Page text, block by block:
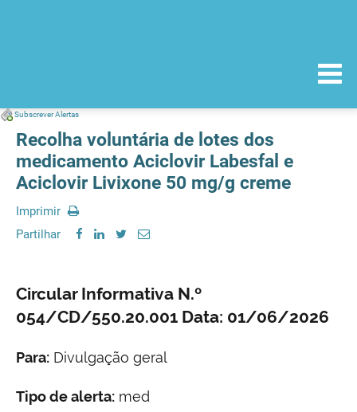
Subscrever Alertas
Recolha voluntária de lotes dos
medicamento Aciclovir Labesfal e
Aciclovir Livixone 50 mg/g creme
Imprimir
Partilhar
Circular Informativa N.º
054/CD/550.20.001 Data: 01/06/2026
Para: Divulgação geral
Tipo de alerta: med